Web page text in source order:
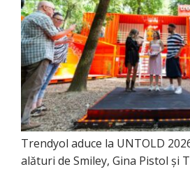
Trendyol aduce la UNTOLD
alături de Smiley, Gina Pistol și